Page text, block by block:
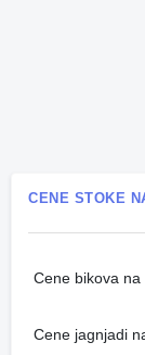
CENE STOKE
Cene bikova na
Cene jagnjadi